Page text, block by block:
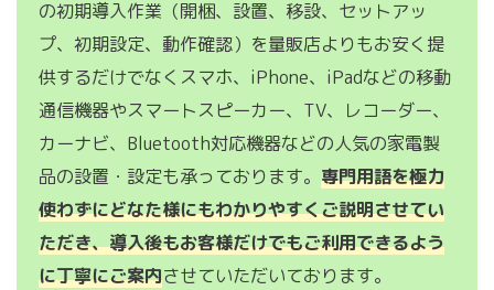
の初期導入作業（開梱、設置、移設、セットアッ
プ、初期設定、動作確認）を量販店よりもお安く提
供するだけでなくスマホ、iPhone、iPadなどの移動
通信機器やスマートスピーカー、TV、レコーダー、
カーナビ、Bluetooth対応機器などの人気の家電製
品の設置・設定も承っております。 専門用語を極力
使わずにどなた様にもわかりやすくご説明させてい
ただき、導入後もお客様だけでもご利用できるよう
に丁寧にご案内させていただいております。